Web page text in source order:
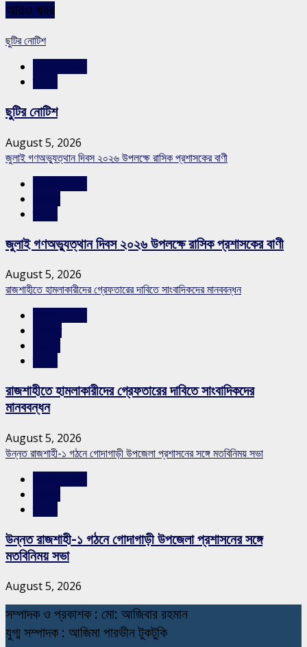
আরও খবর
ছুটির নোটিশ
ছুটির নোটিশ
August 5, 2026
জুলাই গণঅভ্যুত্থান দিবস ২০২৬ উপলক্ষে রাসিক প্রশাসকের বাণী
জুলাই গণঅভ্যুত্থান দিবস ২০২৬ উপলক্ষে রাসিক প্রশাসকের বাণী
August 5, 2026
রাজশাহীতে হামলাকারীদের গ্রেফতারের দাবিতে সাংবাদিকদের মানববন্ধন
রাজশাহীতে হামলাকারীদের গ্রেফতারের দাবিতে সাংবাদিকদের
মানববন্ধন
August 5, 2026
উন্নত রাজশাহী-১ গঠনে গোদাগাড়ী উপজেলা প্রশাসনের সঙ্গে মতবিনিময় সভা
উন্নত রাজশাহী-১ গঠনে গোদাগাড়ী উপজেলা প্রশাসনের সঙ্গে
মতবিনিময় সভা
August 5, 2026
সম্পাদক ও প্রকাশক : মো: আজিবার রহমান
যুগ্ম সম্পাদক : আজিমা পারভীন টুকটুকি